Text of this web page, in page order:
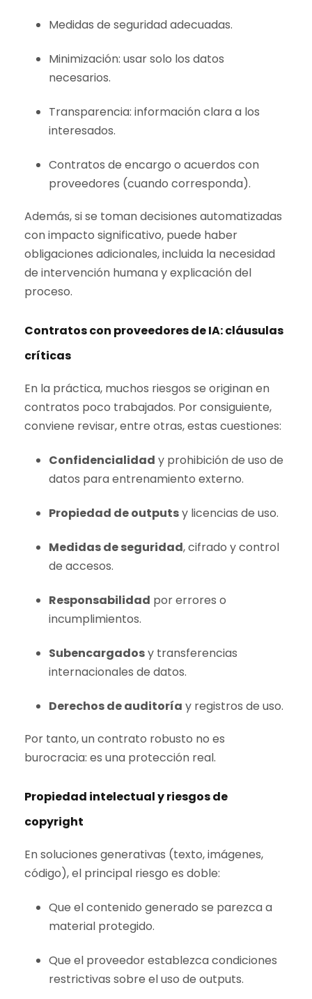
Medidas de seguridad adecuadas.
Minimización: usar solo los datos
necesarios.
Transparencia: información clara a los
interesados.
Contratos de encargo o acuerdos con
proveedores (cuando corresponda).
Además, si se toman decisiones automatizadas
con impacto significativo, puede haber
obligaciones adicionales, incluida la necesidad
de intervención humana y explicación del
proceso.
Contratos con proveedores de IA: cláusulas
críticas
En la práctica, muchos riesgos se originan en
contratos poco trabajados. Por consiguiente,
conviene revisar, entre otras, estas cuestiones:
Confidencialidad y prohibición de uso de
datos para entrenamiento externo.
Propiedad de outputsy licencias de uso.
Medidas de seguridad, cifrado y control
de accesos.
Responsabilidad por errores o
incumplimientos.
Subencargadosy transferencias
internacionales de datos.
Derechos de auditoría y registros de uso.
Por tanto, un contrato robusto no es
burocracia: es una protección real.
Propiedad intelectual y riesgos de
copyright
En soluciones generativas (texto, imágenes,
código), el principal riesgo es doble:
Que el contenido generado se parezca a
material protegido.
Que el proveedor establezca condiciones
restrictivas sobre el uso de outputs.